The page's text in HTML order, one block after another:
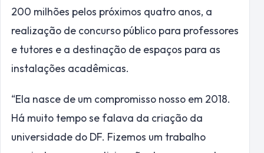
200 milhões pelos próximos quatro anos, a
realização de concurso público para professores
e tutores e a destinação de espaços para as
instalações acadêmicas.
“Ela nasce de um compromisso nosso em 2018.
Há muito tempo se falava da criação da
universidade do DF. Fizemos um trabalho